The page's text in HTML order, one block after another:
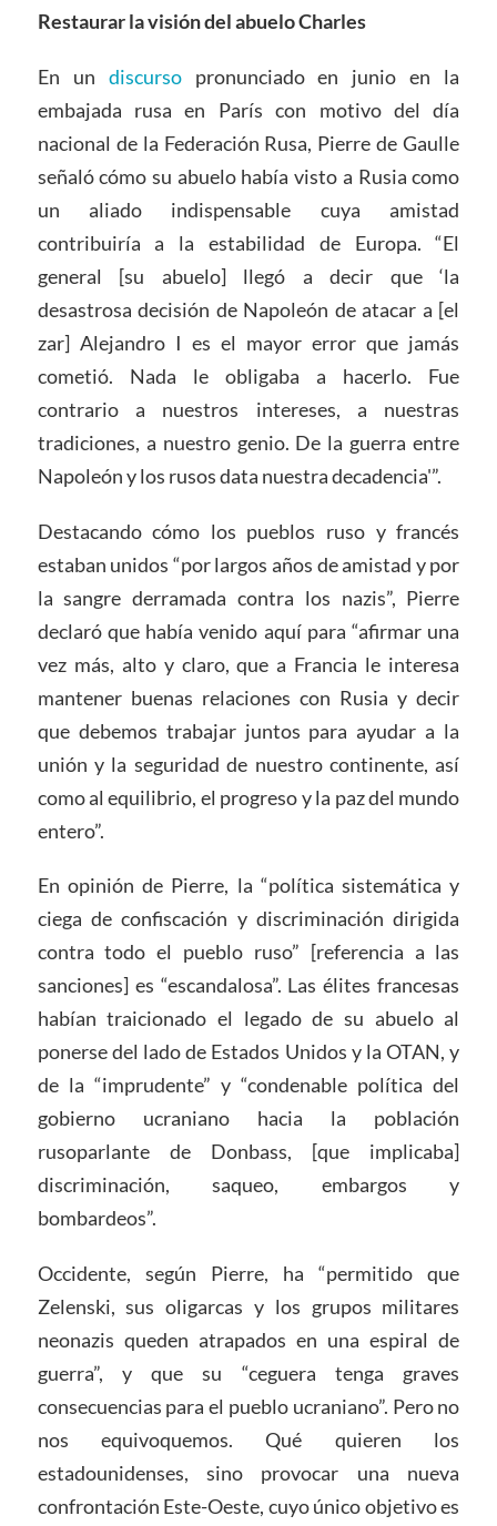
Restaurar la visión del abuelo Charles
En un discursopronunciado en junio en la
embajada rusa en París con motivo del día
nacional de la Federación Rusa, Pierre de Gaulle
señaló cómo su abuelo había visto a Rusia como
un aliado indispensable cuya amistad
contribuiría a la estabilidad de Europa. “El
general [su abuelo] llegó a decir que ‘la
desastrosa decisión de Napoleón de atacar a [el
zar] Alejandro I es el mayor error que jamás
cometió. Nada le obligaba a hacerlo. Fue
contrario a nuestros intereses, a nuestras
tradiciones, a nuestro genio. De la guerra entre
Napoleón y los rusos data nuestra decadencia'”.
Destacando cómo los pueblos ruso y francés
estaban unidos “por largos años de amistad y por
la sangre derramada contra los nazis”, Pierre
declaró que había venido aquí para “afirmar una
vez más, alto y claro, que a Francia le interesa
mantener buenas relaciones con Rusia y decir
que debemos trabajar juntos para ayudar a la
unión y la seguridad de nuestro continente, así
como al equilibrio, el progreso y la paz del mundo
entero”.
En opinión de Pierre, la “política sistemática y
ciega de confiscación y discriminación dirigida
contra todo el pueblo ruso” [referencia a las
sanciones] es “escandalosa”. Las élites francesas
habían traicionado el legado de su abuelo al
ponerse del lado de Estados Unidos y la OTAN, y
de la “imprudente” y “condenable política del
gobierno ucraniano hacia la población
rusoparlante de Donbass, [que implicaba]
discriminación, saqueo, embargos y
bombardeos”.
Occidente, según Pierre, ha “permitido que
Zelenski, sus oligarcas y los grupos militares
neonazis queden atrapados en una espiral de
guerra”, y que su “ceguera tenga graves
consecuencias para el pueblo ucraniano”. Pero no
nos equivoquemos. Qué quieren los
estadounidenses, sino provocar una nueva
confrontación Este-Oeste, cuyo único objetivo es